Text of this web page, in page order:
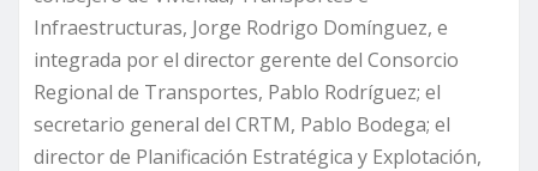
Infraestructuras, Jorge Rodrigo Domínguez, e
integrada por el director gerente del Consorcio
Regional de Transportes, Pablo Rodríguez; el
secretario general del CRTM, Pablo Bodega; el
director de Planificación Estratégica y Explotación,